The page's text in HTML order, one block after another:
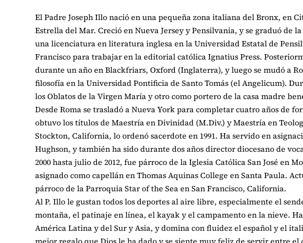
El Padre Joseph Illo nació en una pequeña zona italiana del Bronx, en
Estrella del Mar. Creció en Nueva Jersey y Pensilvania, y se graduó de
una licenciatura en literatura inglesa en la Universidad Estatal de
Francisco para trabajar en la editorial católica Ignatius Press.
durante un año en Blackfriars, Oxford (Inglaterra), y luego se mudó a
filosofía en la Universidad Pontificia de Santo Tomás (el Angelicum).
los Oblatos de la Virgen María y otro como portero de la casa madre
Desde Roma se trasladó a Nueva York para completar cuatro años de
obtuvo los títulos de Maestría en Divinidad (M.Div.) y Maestría en
Stockton, California, lo ordenó sacerdote en 1991. Ha servido en
Hughson, y también ha sido durante dos años director diocesano de
2000 hasta julio de 2012, fue párroco de la Iglesia Católica San José en
asignado como capellán en Thomas Aquinas College en Santa Paula.
párroco de la Parroquia Star of the Sea en San Francisco, California.
Al P. Illo le gustan todos los deportes al aire libre, especialmente el
montaña, el patinaje en línea, el kayak y el campamento en la nieve.
América Latina y del Sur y Asia, y domina con fluidez el español y el